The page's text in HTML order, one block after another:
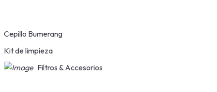
Cepillo Bumerang
Kit de limpieza
Filtros & Accesorios